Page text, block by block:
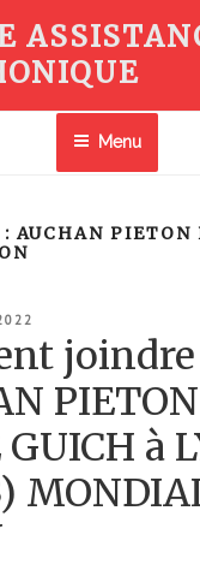
Menu
: AUCHAN PIETON
joindre
à